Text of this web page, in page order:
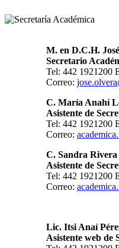
M. en D.C.H.
Secretario
Tel: 442 1921200
Correo:
C. María Anahí
Asistente de
Tel: 442 1921200
Correo:
C. Sandra Rivera
Asistente de
Tel: 442 1921200
Correo:
Lic. Itsi Anaí
Asistente web de